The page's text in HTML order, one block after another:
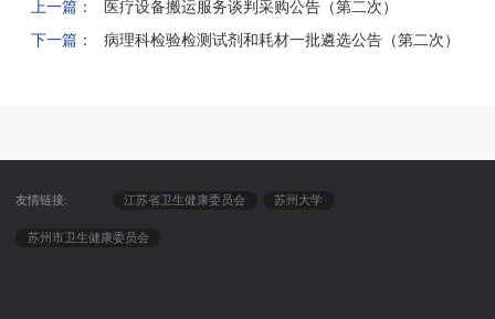
上一篇：
医疗设备搬运服务谈判采购公告（第二次）
下一篇：
病理科检验检测试剂和耗材一批遴选公告（第二次）
友情链接: 江苏省卫生健康委员会 苏州大学
苏州市卫生健康委员会